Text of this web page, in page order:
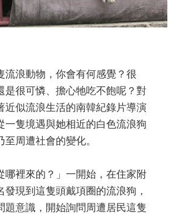
流浪動物，你會有何感覺？很
是很可憐、擔心牠吃不飽呢？對
近似流浪生活的南韓紀錄片導演
一隻境遇與她相近的白色流浪狗
至周遭社會的變化。
哪裡來的？」一開始，在住家附
發現到這隻頭戴項圈的流浪狗，
題意識，開始詢問周遭居民這隻